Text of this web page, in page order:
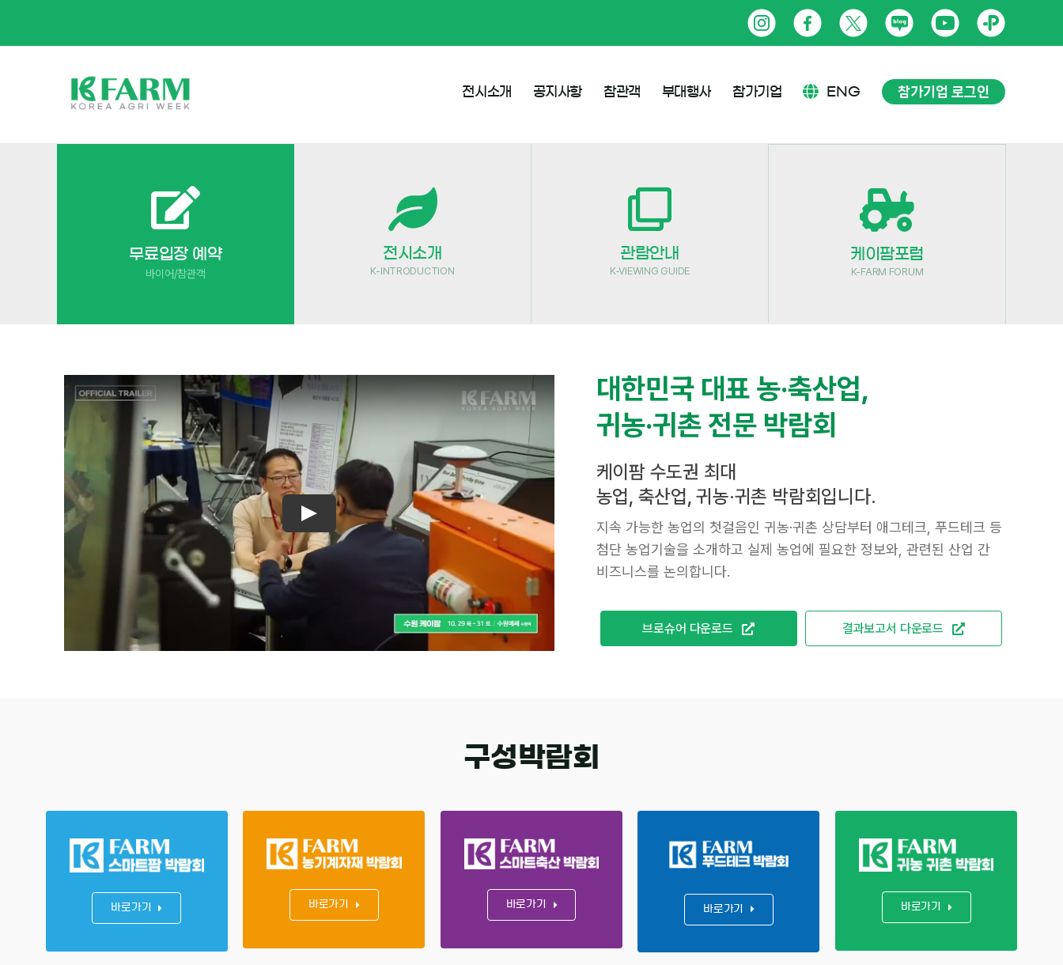
content
인
스
타
램
페
이
스
트
위
터
네
이
버
블
로
유
튜
브
카
카
오
톡
플
전시소개 공지사항 참관객 부대행사 참가기업 ENG 참가기업 로그인
무료입장 예약
바이어/참관객
전시소개
K-INTRODUCTION
관람안내
K-VIEWING GUIDE
케이팜포럼
K-FARM FORUM
대한민국 대표 농·축산업,
귀농·귀촌 전문 박람회
케이팜 수도권 최대
농업, 축산업, 귀농·귀촌 박람회입니다.
지속 가능한 농업의 첫걸음인 귀농·귀촌 상담부터 애그테크, 푸드테크 등
첨단 농업기술을 소개하고 실제 농업에 필요한 정보와, 관련된 산업 간
비즈니스를 논의합니다.
브로슈어 다운로드 결과보고서 다운로드
구성박람회
바로가기 바로가기 바로가기 바로가기 바로가기